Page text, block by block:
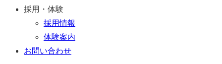
採用・体験
採用情報
体験案内
お問い合わせ